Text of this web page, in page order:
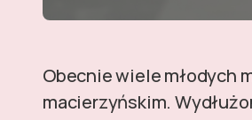
Obecnie wiele młodych
macierzyńskim.